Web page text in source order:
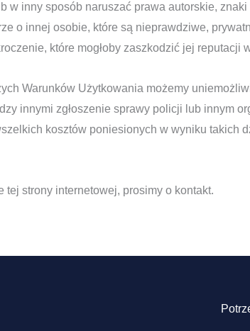
w inny sposób naruszać prawa autorskie,
o innej osobie, które są nieprawdziwe,
które mogłoby zaszkodzić jej reputacji
Warunków Użytkowania możemy
innymi zgłoszenie sprawy policji lub innym
kosztów poniesionych w wyniku takich
strony internetowej, prosimy o kontakt.